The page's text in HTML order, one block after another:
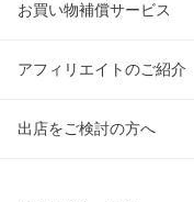
お買い物補償サービス
アフィリエイトのご紹介
出店をご検討の方へ